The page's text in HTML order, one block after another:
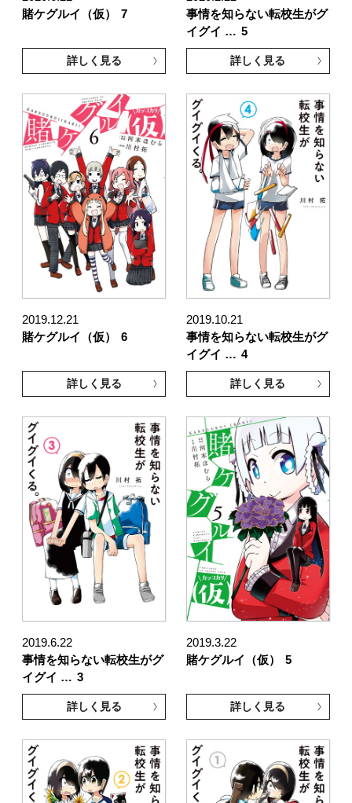
賭ケグルイ（仮）
7
詳しく見る
事情を知らない転校生がグ
イグイ … 5
詳しく見る
2019.12.21
賭ケグルイ（仮）
6
詳しく見る
2019.10.21
事情を知らない転校生がグ
イグイ … 4
詳しく見る
2019.6.22
事情を知らない転校生がグ
イグイ … 3
詳しく見る
2019.3.22
賭ケグルイ（仮）
5
詳しく見る